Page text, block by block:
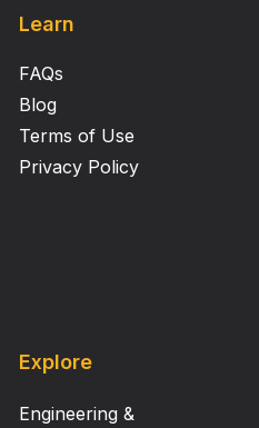
Learn
FAQs
Blog
Terms of Use
Privacy Policy
Explore
Engineering &